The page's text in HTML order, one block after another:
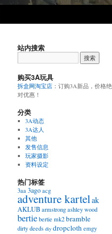
站内搜索
购买3A玩具
拆盒网淘宝店 ：订购3A新品，价格绝
对优惠！
分类
3A动态
3A达人
其他
发售信息
玩家摄影
资料设定
热门标签
3aa 3agoacg
adventure kartelak
AKLUBarmstrongashley wood
bertiebertie mk2bramble
dirty deeds diy dropcloth emgy